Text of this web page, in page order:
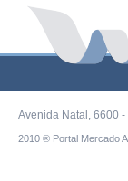
Avenida Natal, 6600
2010 ® Portal Mercado